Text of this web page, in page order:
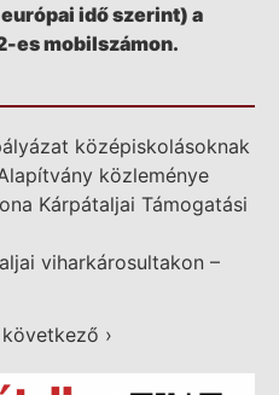
idő szerint) a
es mobilszámon.
középiskolásoknak
közleménye
Kárpátaljai Támogatási
viharkárosultakon –
következő ›